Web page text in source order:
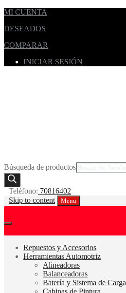
MI CUENTA
DESEADOS
COMPARAR
INICIAR SESIÓN
Búsqueda de productos
Teléfono: 70816402
Skip to content
Menu
Repuestos y Accesorios
Herramientas Automotriz
Alineadoras
Balanceadoras
Batería y Sistema de Carga
Cabinas de Pintura